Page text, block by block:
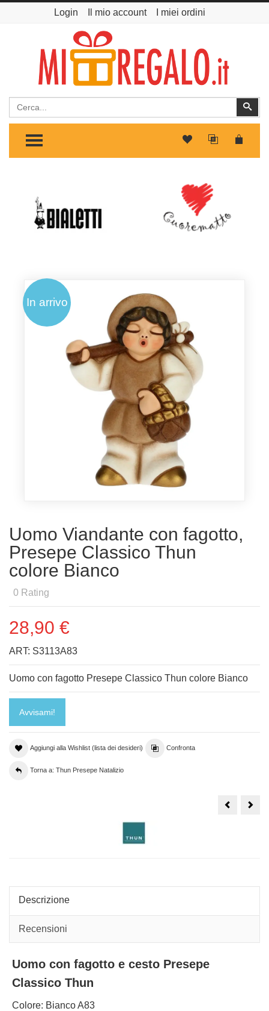
Login Il mio account I miei ordini
Cerca
TOGGLE MENU
In arrivo
Uomo Viandante con fagotto,
Presepe Classico Thun
colore Bianco
0 Rating
28,90 €
ART: S3113A83
Uomo con fagotto Presepe Classico Thun colore Bianco
Avvisami!
Aggiungi alla Wishlist (lista dei desideri) Confronta
Torna a: Thun Presepe Natalizio
Asinello
Descrizione
Recensioni
Uomo con fagotto e cesto Presepe
Classico Thun
Colore: Bianco A83